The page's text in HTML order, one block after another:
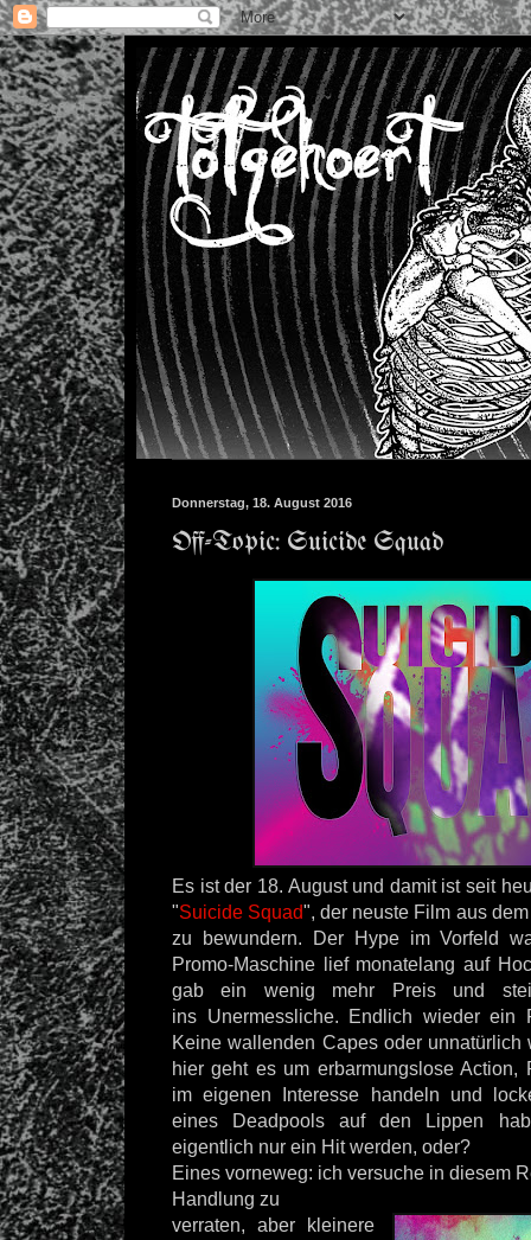
Donnerstag, 18. August 2016
Off-Topic: Suicide Squad
Es ist der 18. August und damit ist seit
"Suicide Squad", der neuste Film aus
zu bewundern. Der Hype im Vorfeld
Promo-Maschine lief monatelang auf
gab ein wenig mehr Preis und
ins Unermessliche. Endlich wieder ein
Keine wallenden Capes oder unnatürlich
hier geht es um erbarmungslose Action,
im eigenen Interesse handeln und
eines Deadpools auf den Lippen
eigentlich nur ein Hit werden, oder?
Eines vorneweg: ich versuche in diesem
Handlung zu
verraten, aber kleinere